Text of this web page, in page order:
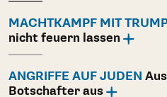
MACHTKAMPF MIT
nicht feuern lassen
ANGRIFFE AUF JUDEN
Botschafter aus